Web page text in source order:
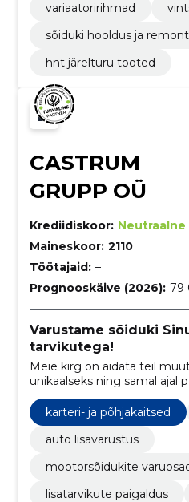
variaatoririhmad
sõiduki hooldus ja remont
hnt järelturu tooted
CASTRUM
GRUPP OÜ
Krediidiskoor: Neutraalne
Maineskoor: 2110
Töötajaid: –
Prognooskäive (2026): 79
Varustame sõiduki
tarvikutega!
Meie kirg on aidata teil
unikaalseks ning samal ajal
sõidukite täiustamisel ja
karteri- ja põhjakaitsed
auto lisavarustus
mootorsõidukite
lisatarvikute paigaldus